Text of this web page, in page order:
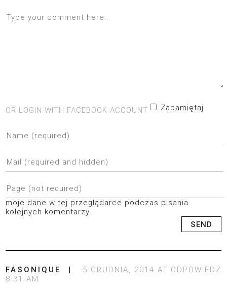
OR LOGIN WITH FACEBOOK ACCOUNT Zapamiętaj
moje dane w tej przeglądarce podczas pisania
kolejnych komentarzy.
ODPOWIEDZ
FASONIQUE
5 GRUDNIA, 2014 AT
8:31 AM